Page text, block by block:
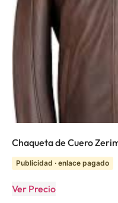
Chaqueta de Cuero
Publicidad · enlace pagado
Ver Precio